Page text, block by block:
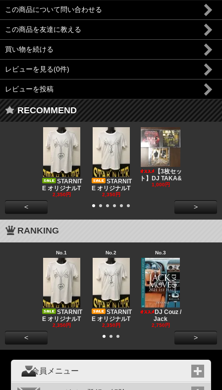
この商品について問い合わせる
この商品を友達に教える
買い物を続ける
レビューを見る(0件)
レビューを投稿
RECOMMEND
STARNIT
E オリジナルT
2,350円
STARNIT
E オリジナルT
2,350円
【3枚セッ
ト】DJ TAKA&
1,000円
< >
RANKING
No.1
STARNIT
E オリジナルT
2,350円
No.2
STARNIT
E オリジナルT
2,350円
No.3
DJ Couz /
Jack
2,750円
< >
会員メニュー